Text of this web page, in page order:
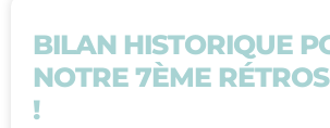
BILAN HISTORIQUE
NOTRE 7ÈME
!